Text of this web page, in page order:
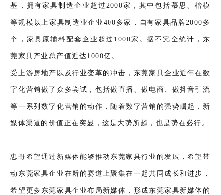
基，拥有家具制造企业超过2000家，其中包括慕思、楷模
等规模以上家具制造业企业400多家，自有家具品牌2000多
个，家具原辅料配套企业超过1000家。据不完全统计，东
莞家具产业总产值近达1000亿。
受上游房地产以及行业变革的冲击，东莞家具企业近年在数
字化营销做了众多尝试，包括做直播、做电商、做抖音引流
等一系列数字化营销的动作，随着数字营销的强势崛起，新
媒体渠道的价值正在突显，这是大势所趋，也是势在必行。
忠哥希望通过新媒体能够推动东莞家具行业的发展，希望带
动东莞家具企业在新的赛道上聚集在一起共同成长和进步，
希望更多东莞家具企业布局新媒体，形成东莞家具新媒体的